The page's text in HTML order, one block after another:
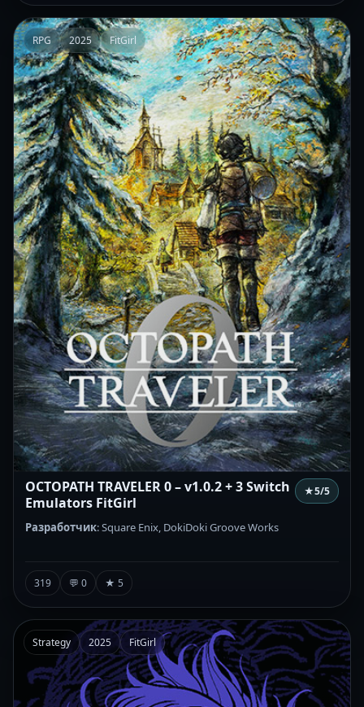
RPG 2025 FitGirl
OCTOPATH TRAVELER 0 – v1.0.2 + 3 Switch
Emulators FitGirl
★5/5
Разработчик: Square Enix, DokiDoki Groove Works
319 💬 0 ★ 5
Strategy 2025 FitGirl